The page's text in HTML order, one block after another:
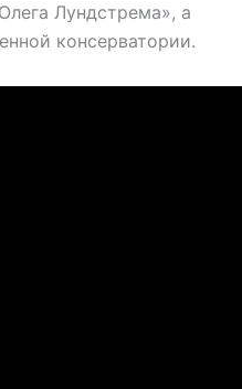
Лундстрема», а
консерватории.